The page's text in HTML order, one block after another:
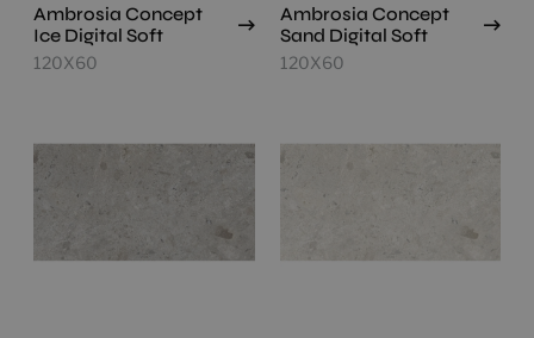
Ambrosia Concept
Ice Digital Soft
120X60
Ambrosia Concept
Sand Digital Soft
120X60